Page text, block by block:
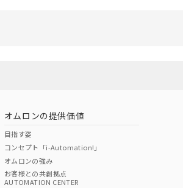
オムロンの提供価値
目指す姿
コンセプト「i-Automation!」
オムロンの強み
お客様との共創拠点
AUTOMATION CENTER